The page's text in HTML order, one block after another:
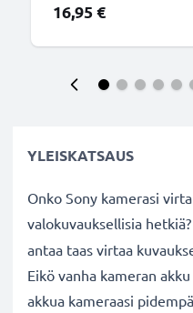
16,95 €
YLEISKATSAUS
Onko Sony kamerasi
valokuvauksellisia hetkiä?
antaa taas virtaa
Eikö vanha kameran
akkua kameraasi